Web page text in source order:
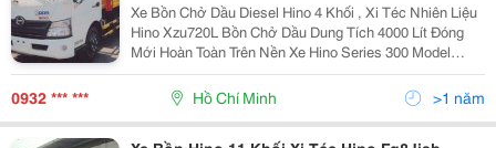
Xe Bồn Chở Dầu Diesel Hino 4 Khối , Xi Téc Nhiên Liệu
Hino Xzu720L Bồn Chở Dầu Dung Tích 4000 Lít Đóng
Mới Hoàn Toàn Trên Nền Xe Hino Series 300 Model
Xzu720L Đáp Ứng Nhu Cầu Vận Chuyển Ngắn Cho
Công Trình, Vận Chuyển Xăng Dầu Trên Những Đoạn
0932 *** *** Hồ Chí Minh >1 năm